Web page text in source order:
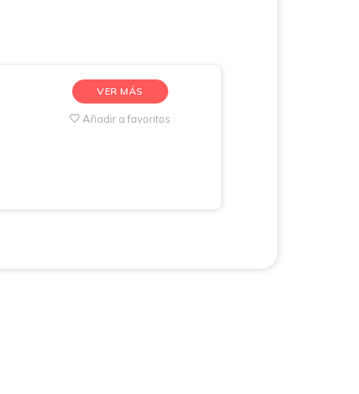
VER MÁS
Añadir a favoritos